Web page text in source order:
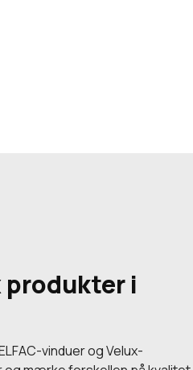
produkter i
vinduer og Velux-